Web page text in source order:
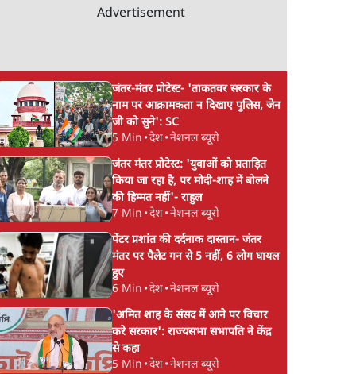
Advertisement
जंतर-मंतर प्रोटेस्ट- 'ताकतवर सरकार के
नाम पर आक्रामकता न दिखाए पुलिस, जेन
जी को सुने': SC
5 Min •देश•नेशनल ब्यूरो
जंतर मंतर प्रोटेस्ट: 'युवाओं को प्रताड़ित
किया जा रहा है, पर मोदी-शाह में बोलने
की हिम्मत नहीं'- राहुल
7 Min •देश•नेशनल ब्यूरो
पेंटर प्रशांत की दर्दनाक दास्तान- जंतर
मंतर पर पैलेट गन से 5 नहीं, 6 लोग घायल
हुए
6 Min •देश•नेशनल ब्यूरो
'अमित शाह के संसद में आने पर विचार
करे सरकार': राज्यसभा सभापति ने केंद्र
से कहा
5 Min •देश•नेशनल ब्यूरो